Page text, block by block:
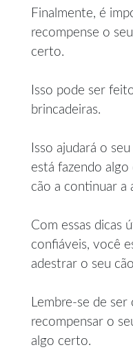
Finalmente, é
recompense o
certo.
Isso pode ser
brincadeiras.
Isso ajudará o
está fazendo
cão a continuar a
Com essas dicas
confiáveis, você
adestrar o seu
Lembre-se de
recompensar o
algo certo.